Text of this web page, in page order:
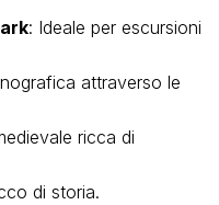
: Ideale per escursioni
attraverso le
ricca di
di storia.